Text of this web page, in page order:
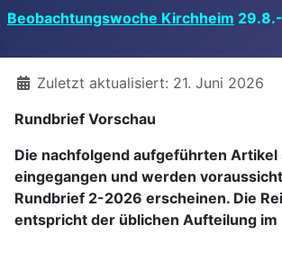
Beobachtungswoche Kirchheim
DetailsZuletzt aktualisiert: 21. Juni 2026
Rundbrief Vorschau
Die nachfolgend aufgeführten Artikel
eingegangen und werden
Rundbrief 2-2026 erscheinen. Die
entspricht der üblichen Aufteilung im